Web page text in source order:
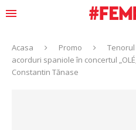
Acasa Promo
Tenorul
acorduri spaniole în concertul
Constantin Tănase